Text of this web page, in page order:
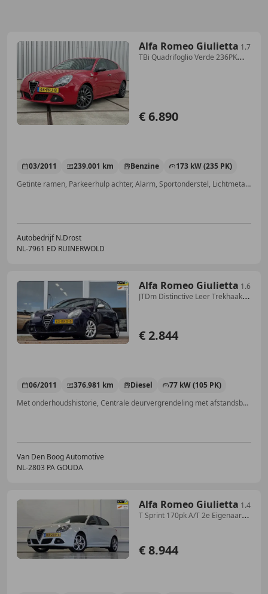
Alfa Romeo Giulietta 1.7
TBi Quadrifoglio Verde 236PK
€ 6.890
03/2011 239.001 km Benzine
173 kW (235 PK)
Getinte ramen, Parkeerhulp achter, Alarm, Sportonderstel, Lichtmetalen velgen, Mistlampen, Zij-airbags, Armsteun
Autobedrijf N.Drost
NL-7961 ED RUINERWOLD
Alfa Romeo Giulietta 1.6
JTDm Distinctive Leer Trekhaak
€ 2.844
06/2011 376.981 km Diesel
77 kW (105 PK)
Met onderhoudshistorie, Centrale deurvergrendeling met afstandsbediening, Lederen stuurwiel, LED verlichting, Lichtmetalen velgen, Startonderbreker, Airbag bestuurder, Cruise control
Van Den Boog Automotive
NL-2803 PA GOUDA
Alfa Romeo Giulietta 1.4
T Sprint 170pk A/T 2e Eigenaar
€ 8.944